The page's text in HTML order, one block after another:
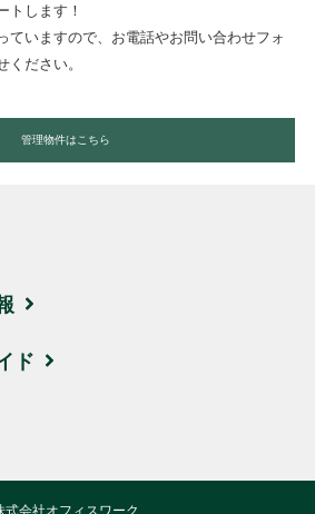
トします！
ていますので、お電話やお問い合わせフォ
ください。
管理物件はこちら
す
す
声
ド
式会社オフィスワーク